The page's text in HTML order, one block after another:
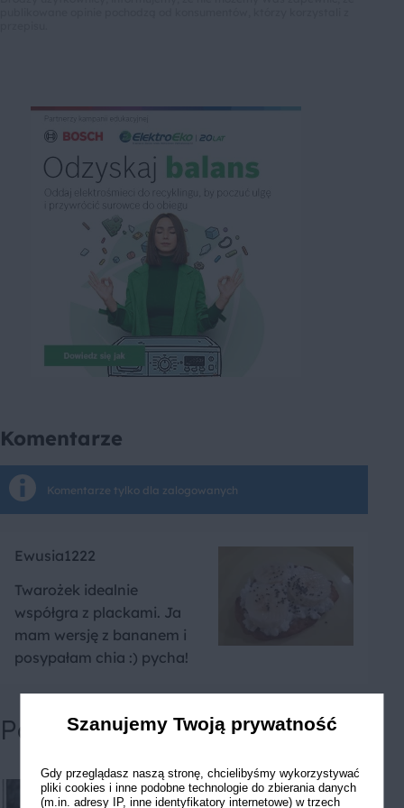
Komentarze
Komentarze tylko dla zalogowanych
Ewusia1222
Twarożek idealnie
współgra z plackami. Ja
mam wersję z bananem i
posypałam chia :) pycha!
Powiązane przepisy
Szanujemy Twoją prywatność
Gdy przeglądasz naszą stronę, chcielibyśmy wykorzystywać
pliki cookies i inne podobne technologie do zbierania danych
(m.in. adresy IP, inne identyfikatory internetowe) w trzech